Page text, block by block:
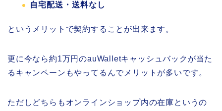
自宅配送・送料なし
というメリットで契約することが出来ます。
更に今なら約1万円のauWalletキャッシュバックが当た
るキャンペーンもやってるんでメリットが多いです。
ただしどちらもオンラインショップ内の在庫というの